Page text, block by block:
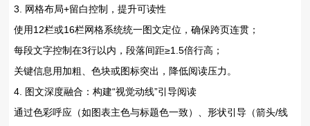
3. ‌网格布局+留白控制，提升可读性‌
使用‌12栏或16栏网格系统‌统一图文定位，确保跨页连贯；
每段文字控制在‌3行以内‌，段落间距≥1.5倍行高；
关键信息用‌加粗、色块或图标‌突出，降低阅读压力。
4. ‌图文深度融合：构建“视觉动线”引导阅读‌
通过‌色彩呼应‌（如图表主色与标题色一致）、‌形状引导‌（箭头/线